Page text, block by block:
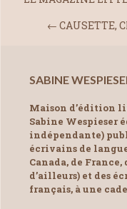
← CAUSETTE,
SABINE
Maison d’édition
Sabine Wespieser
indépendante)
écrivains de
Canada, de
d’ailleurs) et des
français, à une